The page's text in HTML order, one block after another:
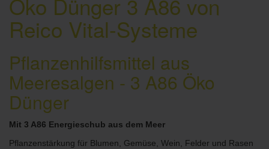
Öko Dünger 3 A86 von
Reico Vital-Systeme
Pflanzenhilfsmittel aus
Meeresalgen - 3 A86 Öko
Dünger
Mit 3 A86 Energieschub aus dem Meer
Pflanzenstärkung für Blumen, Gemüse, Wein, Felder und Rasen